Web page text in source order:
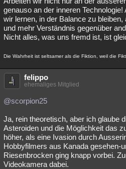
genauso an der inneren
wir lernen, in der Balance zu
und mehr Verständnis gegenüber
Nicht alles, was uns fremd ist, ist
Die Wahrheit ist seltsamer als die Fiktion, weil die
felippo
ehemaliges Mitglied
@scorpion25
Ja, rein theoretisch, aber ich glaube
Asteroiden und die Möglichkeit das
höher, als eine Ivasion durch
Hobbyfilmers aus Kanada gesehen-
Riesenbrocken ging knapp vorbei.
Videokamera dabei.